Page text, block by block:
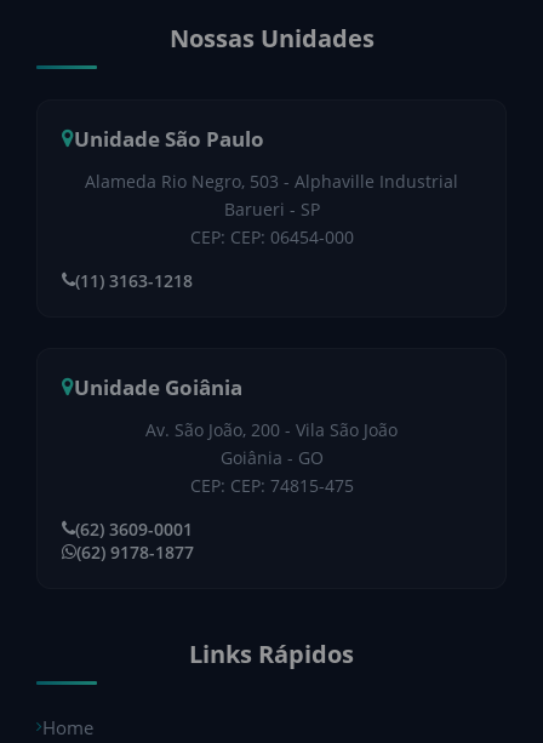
Nossas Unidades
Unidade São Paulo
Alameda Rio Negro, 503 - Alphaville Industrial
Barueri - SP
CEP: CEP: 06454-000
(11) 3163-1218
Unidade Goiânia
Av. São João, 200 - Vila São João
Goiânia - GO
CEP: CEP: 74815-475
(62) 3609-0001
(62) 9178-1877
Links Rápidos
Home